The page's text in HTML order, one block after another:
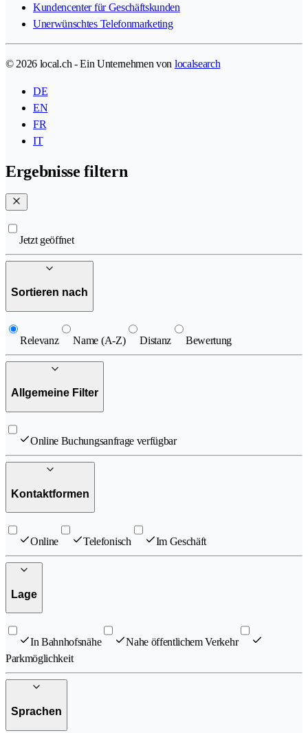
Kundencenter für Geschäftskunden
Unerwünschtes Telefonmarketing
© 2026 local.ch - Ein Unternehmen von localsearch
DE
EN
FR
IT
Ergebnisse filtern
Jetzt geöffnet
Sortieren nach
Relevanz Name (A-Z) Distanz Bewertung
Allgemeine Filter
Online Buchungsanfrage verfügbar
Kontaktformen
Online Telefonisch Im Geschäft
Lage
In Bahnhofsnähe
Nahe öffentlichem Verkehr
Parkmöglichkeit
Sprachen